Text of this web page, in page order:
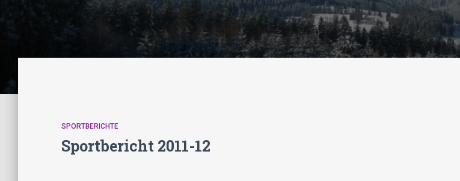
SPORTBERICHTE
Sportbericht 2011-12